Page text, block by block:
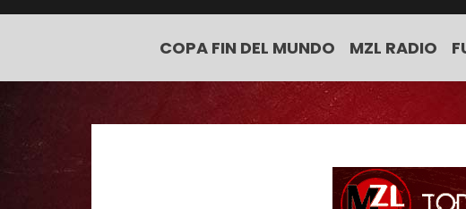
COPA FIN DEL MUNDO MZL RADIO